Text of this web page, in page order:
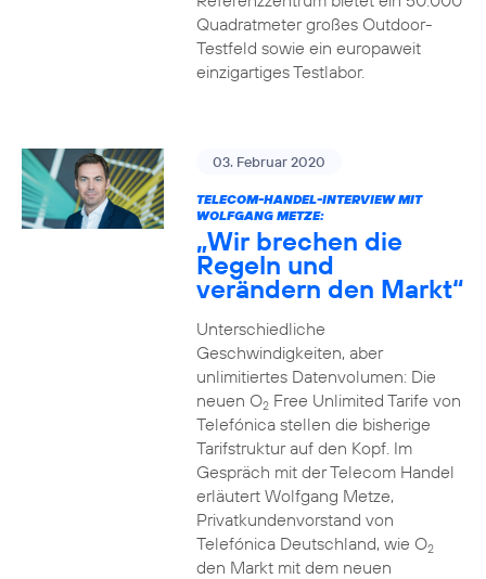
Quadratmeter großes Outdoor-
Testfeld sowie ein europaweit
einzigartiges Testlabor.
03. Februar 2020
TELECOM-HANDEL-INTERVIEW MIT
WOLFGANG METZE:
„Wir brechen die
Regeln und
verändern den Markt“
Unterschiedliche
Geschwindigkeiten, aber
unlimitiertes Datenvolumen: Die
neuen O2Free Unlimited Tarife von
Telefónica stellen die bisherige
Tarifstruktur auf den Kopf. Im
Gespräch mit der Telecom Handel
erläutert Wolfgang Metze,
Privatkundenvorstand von
Telefónica Deutschland, wie O2
den Markt mit dem neuen